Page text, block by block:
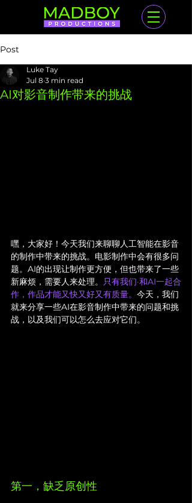
Post
AI对影音制作带来的挑战
Luke Tay
Jul 8 3 min read
嘿，大家好！今天我们来聊聊人工智能在影音
的制作中带来的挑战。电影制作中会有很多问
题。AI的出现让制作更方便，但也带来了一些
新麻烦，需要人来处理。 只有我们·和AI一起合
作，作品才能又快又好又有质量。 今天，我们
就来分享一些AI在影音制作中带来的问题和挑
战，以及我们可以怎么去应对它们。
第一，缺乏原创性